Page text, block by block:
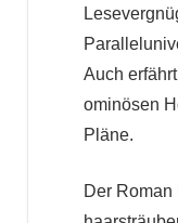
Auch
ominösen
Pläne.
Der